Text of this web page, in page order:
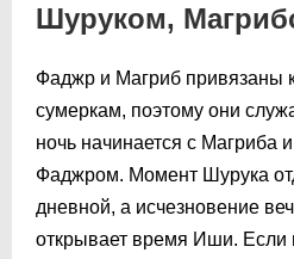
Шуруком,
Фаджр и Магриб привязаны
сумеркам, поэтому они
ночь начинается с Магриба
Фаджром. Момент Шурука
дневной, а исчезновение
открывает время Иши. Если